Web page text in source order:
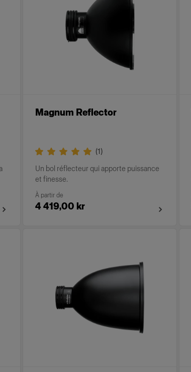
Magnum Reflector
(1)
Un bol réflecteur qui apporte puissance
et finesse.
À partir de
4 419,00 kr